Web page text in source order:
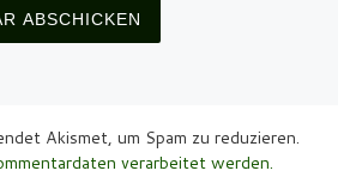
Akismet, um Spam zu reduzieren.
verarbeitet werden.